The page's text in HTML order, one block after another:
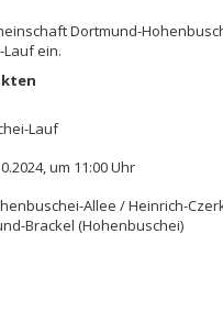
Dortmund-
ein.
Lauf
um 11:00 Uhr
Allee / Heinrich-
Brackel (Hohenbuschei)